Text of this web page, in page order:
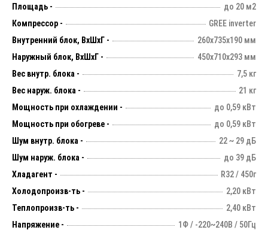
Площадь -
до 20 м2
Компрессор -
GREE inverter
Внутренний блок, ВхШхГ -
260х735х190 мм
Наружный блок, ВхШхГ -
450х710х293 мм
Вес внутр. блока -
7,5 кг
Вес наруж. блока -
21 кг
Мощность при охлаждении -
до 0,59 кВт
Мощность при обогреве -
до 0,59 кВт
Шум внутр. блока -
22 ~ 29 дБ
Шум наруж. блока -
до 39 дБ
Хладагент -
R32 / 450г
Холодопроизв-ть -
2,20 кВт
Теплопроизв-ть -
2,40 кВт
Напряжение -
1Ф / -220~240В / 50Гц